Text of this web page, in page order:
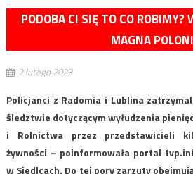
PODOBA CI SIĘ TO CO ROBIMY?
MAGNA
2 lutego 2023
Policjanci z Radomia i Lublina
śledztwie dotyczącym wyłudzenia
i Rolnictwa przez przedstawicieli
żywności – poinformowała portal
w Siedlcach. Do tej pory zarzuty